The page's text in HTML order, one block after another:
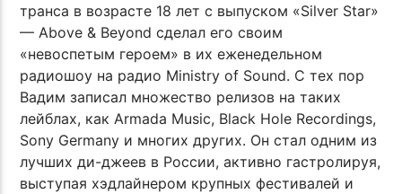
транса в возрасте 18 лет с выпуском «Silver Star»
— Above & Beyond сделал его своим
«невоспетым героем» в их еженедельном
радиошоу на радио Ministry of Sound. С тех пор
Вадим записал множество релизов на таких
лейблах, как Armada Music, Black Hole Recordings,
Sony Germany и многих других. Он стал одним из
лучших ди-джеев в России, активно гастролируя,
выступая хэдлайнером крупных фестивалей и